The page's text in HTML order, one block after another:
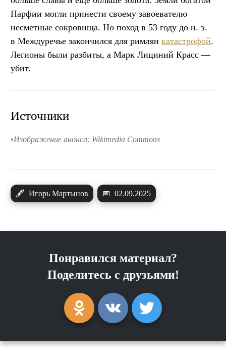
Парфии могли принести своему завоевателю
несметные сокровища. Но поход в 53 году до н. э.
в Междуречье закончился для римлян катастрофой.
Легионы были разбиты, а Марк Лициний Красс —
убит.
🖋 Игорь Мартынов 📅 02.09.2025
Источники
Изображение анонса: Wikimedia Commons
Понравился материал?
Поделитесь с друзьями!